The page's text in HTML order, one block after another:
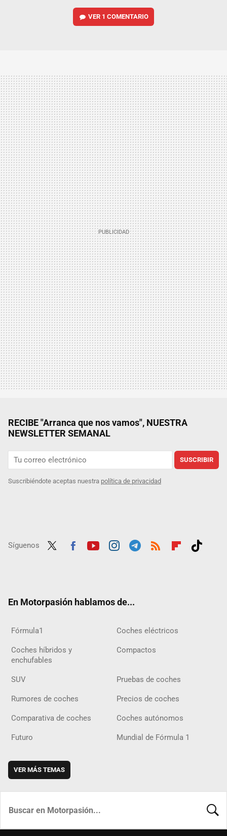
VER 1 COMENTARIO
RECIBE "Arranca que nos vamos", NUESTRA
NEWSLETTER SEMANAL
SUSCRIBIR
Suscribiéndote aceptas nuestra política de privacidad
Síguenos
En Motorpasión hablamos de...
Fórmula1 Coches eléctricos
Coches híbridos y
enchufables
Compactos
SUV Pruebas de coches
Rumores de coches Precios de coches
Comparativa de coches Coches autónomos
Futuro Mundial de Fórmula 1
VER MÁS TEMAS